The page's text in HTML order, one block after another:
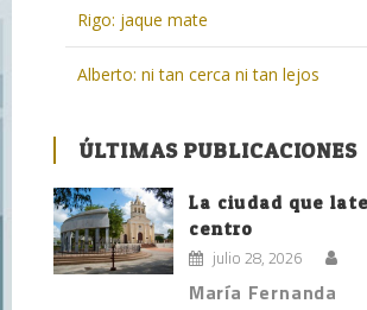
Rigo: jaque mate
Alberto: ni tan cerca ni tan lejos
ÚLTIMAS PUBLICACIONES
La ciudad que
centro
julio 28, 2026
María Fernanda